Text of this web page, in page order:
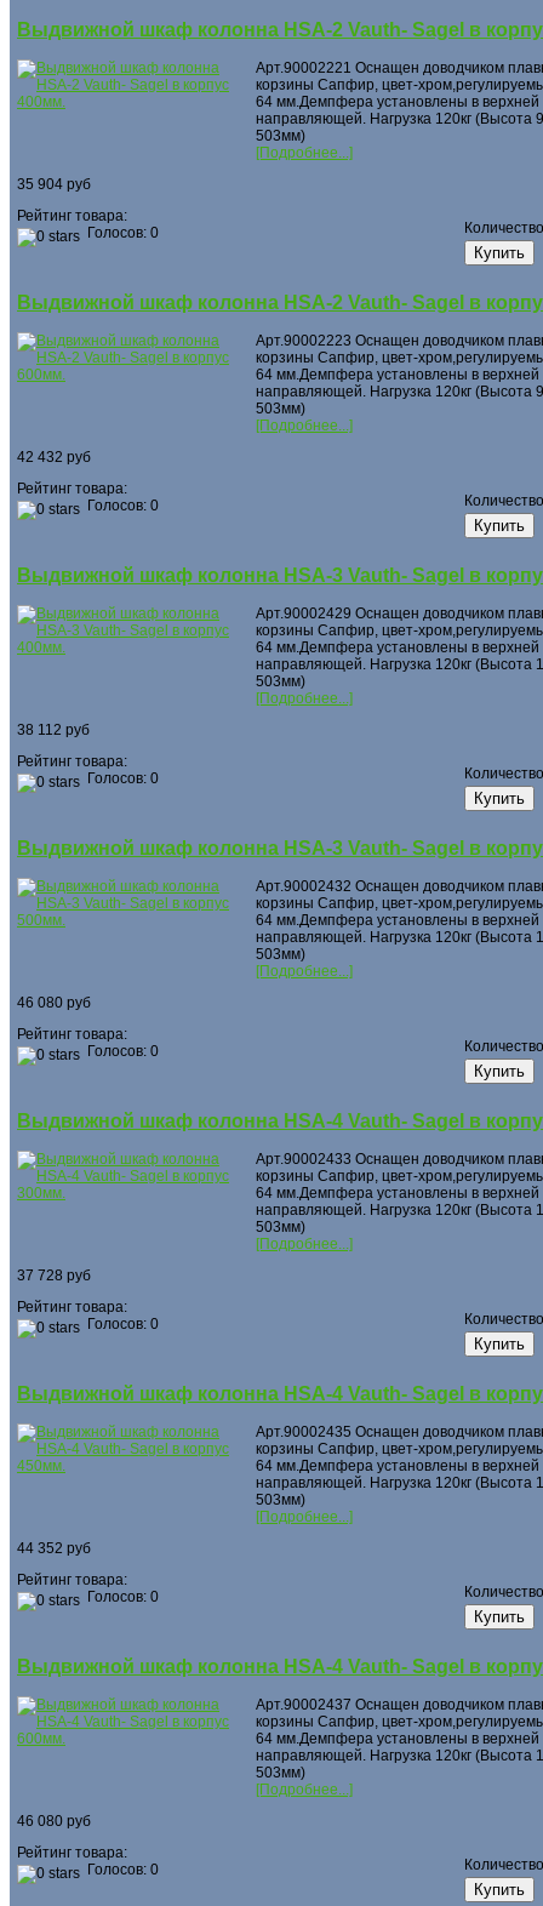
Выдвижной шкаф колонна HSA-2 Vauth- Sagel в
Арт.90002221 Оснащен доводчиком
корзины Сапфир, цвет-
64 мм.Демпфера установлены в
направляющей. Нагрузка 120кг (Высота
503мм)
[Подробнее...]
35 904 руб
Рейтинг товара:
Голосов: 0
Выдвижной шкаф колонна HSA-2 Vauth- Sagel в
Арт.90002223 Оснащен доводчиком
корзины Сапфир, цвет-
64 мм.Демпфера установлены в
направляющей. Нагрузка 120кг (Высота
503мм)
[Подробнее...]
42 432 руб
Рейтинг товара:
Голосов: 0
Выдвижной шкаф колонна HSA-3 Vauth- Sagel в
Арт.90002429 Оснащен доводчиком
корзины Сапфир, цвет-
64 мм.Демпфера установлены в
направляющей. Нагрузка 120кг (Высота
503мм)
[Подробнее...]
38 112 руб
Рейтинг товара:
Голосов: 0
Выдвижной шкаф колонна HSA-3 Vauth- Sagel в
Арт.90002432 Оснащен доводчиком
корзины Сапфир, цвет-
64 мм.Демпфера установлены в
направляющей. Нагрузка 120кг (Высота
503мм)
[Подробнее...]
46 080 руб
Рейтинг товара:
Голосов: 0
Выдвижной шкаф колонна HSA-4 Vauth- Sagel в
Арт.90002433 Оснащен доводчиком
корзины Сапфир, цвет-
64 мм.Демпфера установлены в
направляющей. Нагрузка 120кг (Высота
503мм)
[Подробнее...]
37 728 руб
Рейтинг товара:
Голосов: 0
Выдвижной шкаф колонна HSA-4 Vauth- Sagel в
Арт.90002435 Оснащен доводчиком
корзины Сапфир, цвет-
64 мм.Демпфера установлены в
направляющей. Нагрузка 120кг (Высота
503мм)
[Подробнее...]
44 352 руб
Рейтинг товара:
Голосов: 0
Выдвижной шкаф колонна HSA-4 Vauth- Sagel в
Арт.90002437 Оснащен доводчиком
корзины Сапфир, цвет-
64 мм.Демпфера установлены в
направляющей. Нагрузка 120кг (Высота
503мм)
[Подробнее...]
46 080 руб
Рейтинг товара:
Голосов: 0